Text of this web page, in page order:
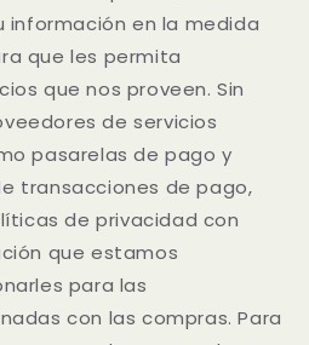
información en la medida
que les permita
que nos proveen. Sin
de servicios
pasarelas de pago y
transacciones de pago,
de privacidad con
que estamos
para las
con las compras. Para